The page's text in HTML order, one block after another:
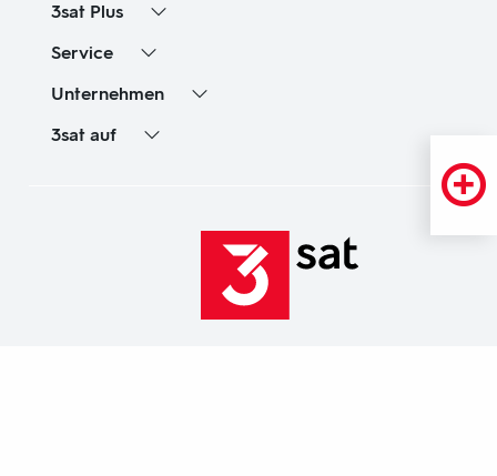
3sat Plus
Service
Unternehmen
3sat auf